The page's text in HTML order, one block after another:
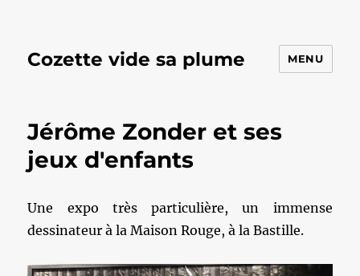
Cozette vide sa plume MENU
Jérôme Zonder et ses
jeux d'enfants
Une expo très particulière, un immense
dessinateur à la Maison Rouge, à la Bastille.